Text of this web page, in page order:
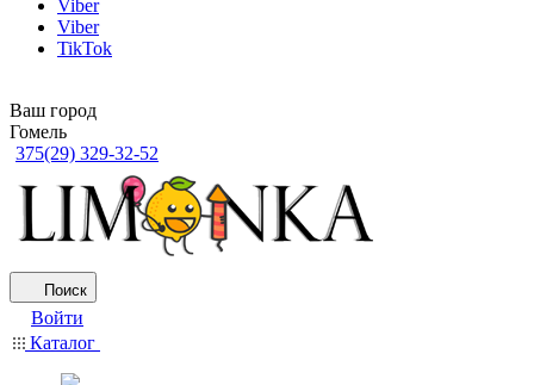
Viber
Viber
TikTok
Ваш город
Гомель
375(29) 329-32-52
Поиск
Войти
Каталог